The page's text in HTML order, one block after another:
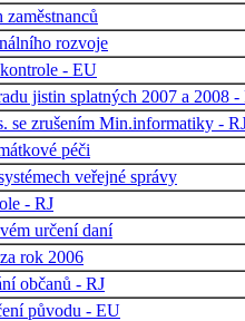
rozvoje
- EU
jistin splatných 2007 a 2008 -
se zrušením Min.informatiky -
péči
veřejné správy
- RJ
určení daní
rok 2006
občanů - RJ
původu - EU